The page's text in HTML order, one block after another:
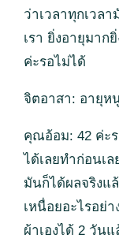
ว่าเวลาทุกเวล
เรา ยิ่งอายุมาก
ค่ะรอไม่ได้
จิตอาสา: อายุห
คุณอ้อม: 42 ค่ะร
ได้เลยทำก่อนเ
มันก็ได้ผลจริงแ
เหนื่อยอะไรอย่
ผ้าเองได้ 2 วัน